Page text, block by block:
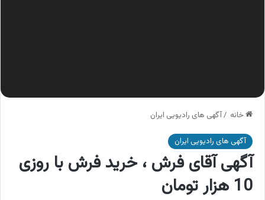
خانه /آگهی های رادیویی ایران
آگهی های رادیویی ایران
آگهی آقای فرش ، خرید فرش با روزی
10 هزار تومان